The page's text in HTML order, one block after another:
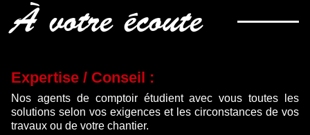
À votre écoute
Expertise / Conseil :
Nos agents de comptoir étudient avec vous toutes les
solutions selon vos exigences et les circonstances de vos
travaux ou de votre chantier.